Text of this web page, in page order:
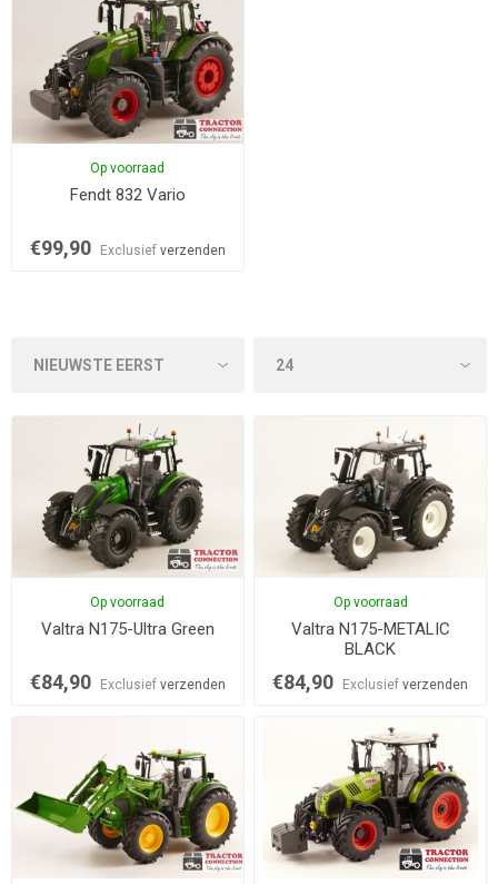
Op voorraad
Fendt 832 Vario
€99,90 Exclusief verzenden
Op voorraad
Valtra N175-Ultra Green
€84,90 Exclusief verzenden
Op voorraad
Valtra N175-METALIC
BLACK
€84,90 Exclusiefverzenden